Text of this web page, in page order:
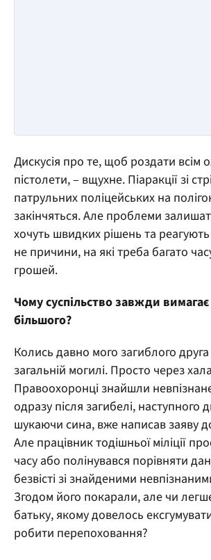
Дискусія про те, щоб роздати всім
пістолети, – вщухне. Піаракції зі
патрульних поліцейських на
закінчяться. Але проблеми
хочуть швидких рішень та
не причини, на які треба багато
грошей.
Чому суспільство завжди вимагає
більшого?
Колись давно мого загиблого
загальній могилі. Просто через
Правоохоронці знайшли
одразу після загибелі, наступного
шукаючи сина, вже написав заяву
Але працівник тодішньої міліції
часу або полінувався порівняти
безвісті зі знайденими
Згодом його покарали, але чи
батьку, якому довелось
робити перепоховання?